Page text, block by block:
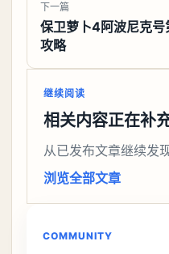
下一篇
保卫萝卜4阿波尼克
攻略
继续阅读
相关内容正在补
从已发布文章继续发现
浏览全部文章
COMMUNITY